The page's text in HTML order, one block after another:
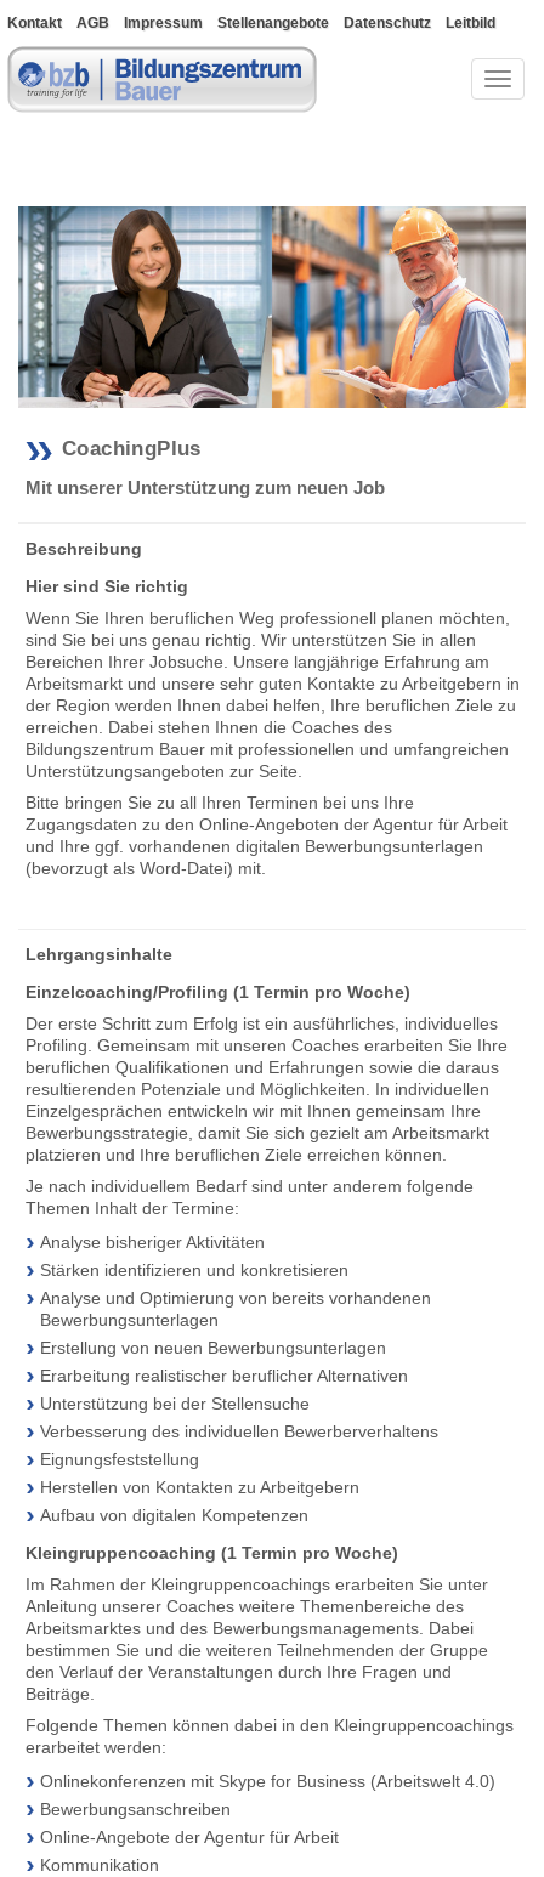
Kontakt AGB Impressum Stellenangebote Datenschutz
Leitbild
Bewerberportal
CoachingPlus
Mit unserer Unterstützung zum neuen Job
Beschreibung
Hier sind Sie richtig
Wenn Sie Ihren beruflichen Weg professionell planen möchten,
sind Sie bei uns genau richtig. Wir unterstützen Sie in allen
Bereichen Ihrer Jobsuche. Unsere langjährige Erfahrung am
Arbeitsmarkt und unsere sehr guten Kontakte zu Arbeitgebern in
der Region werden Ihnen dabei helfen, Ihre beruflichen Ziele zu
erreichen. Dabei stehen Ihnen die Coaches des
Bildungszentrum Bauer mit professionellen und umfangreichen
Unterstützungsangeboten zur Seite.
Bitte bringen Sie zu all Ihren Terminen bei uns Ihre
Zugangsdaten zu den Online-Angeboten der Agentur für Arbeit
und Ihre ggf. vorhandenen digitalen Bewerbungsunterlagen
(bevorzugt als Word-Datei) mit.
Lehrgangsinhalte
Einzelcoaching/Profiling (1 Termin pro Woche)
Der erste Schritt zum Erfolg ist ein ausführliches, individuelles
Profiling. Gemeinsam mit unseren Coaches erarbeiten Sie Ihre
beruflichen Qualifikationen und Erfahrungen sowie die daraus
resultierenden Potenziale und Möglichkeiten. In individuellen
Einzelgesprächen entwickeln wir mit Ihnen gemeinsam Ihre
Bewerbungsstrategie, damit Sie sich gezielt am Arbeitsmarkt
platzieren und Ihre beruflichen Ziele erreichen können.
Je nach individuellem Bedarf sind unter anderem folgende
Themen Inhalt der Termine:
Analyse bisheriger Aktivitäten
Stärken identifizieren und konkretisieren
Analyse und Optimierung von bereits vorhandenen
Bewerbungsunterlagen
Erstellung von neuen Bewerbungsunterlagen
Erarbeitung realistischer beruflicher Alternativen
Unterstützung bei der Stellensuche
Verbesserung des individuellen Bewerberverhaltens
Eignungsfeststellung
Herstellen von Kontakten zu Arbeitgebern
Aufbau von digitalen Kompetenzen
Kleingruppencoaching (1 Termin pro Woche)
Im Rahmen der Kleingruppencoachings erarbeiten Sie unter
Anleitung unserer Coaches weitere Themenbereiche des
Arbeitsmarktes und des Bewerbungsmanagements. Dabei
bestimmen Sie und die weiteren Teilnehmenden der Gruppe
den Verlauf der Veranstaltungen durch Ihre Fragen und
Beiträge.
Folgende Themen können dabei in den Kleingruppen­coachings
erarbeitet werden:
Onlinekonferenzen mit Skype for Business (Arbeitswelt 4.0)
Bewerbungsanschreiben
Online-Angebote der Agentur für Arbeit
Kommunikation